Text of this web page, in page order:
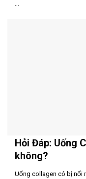
Hỏi Đáp: Uống
không?
Uống collagen có bị nổi